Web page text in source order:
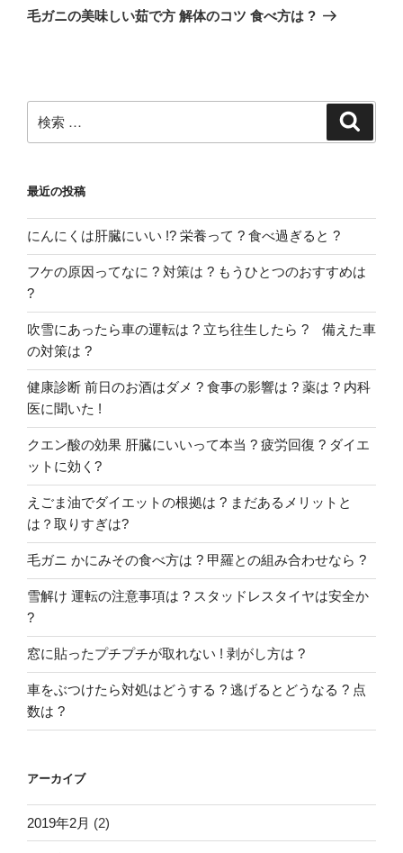
ー
の
毛ガニの美味しい茹で方 解体のコツ 食べ方は ?
索:
最近の投稿
にんにくは肝臓にいい !? 栄養って ? 食べ過ぎると ?
フケの原因ってなに ? 対策は ? もうひとつのおすすめは
?
吹雪にあったら車の運転は ? 立ち往生したら ? 備えた車
の対策は ?
健康診断 前日のお酒はダメ ? 食事の影響は ? 薬は ? 内科
医に聞いた !
クエン酸の効果 肝臓にいいって本当 ? 疲労回復 ? ダイエ
ットに効く?
えごま油でダイエットの根拠は ? まだあるメリットと
は？取りすぎは?
毛ガニ かにみその食べ方は ? 甲羅との組み合わせなら ?
雪解け 運転の注意事項は ? スタッドレスタイヤは安全か
?
窓に貼ったプチプチが取れない ! 剥がし方は ?
車をぶつけたら対処はどうする ? 逃げるとどうなる ? 点
数は ?
アーカイブ
2019年2月 (2)